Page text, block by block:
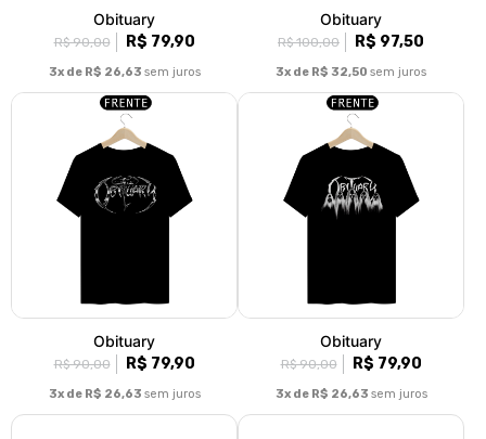
Obituary
R$ 90,00 R$ 79,90
3x de R$ 26,63 sem juros
Obituary
R$ 100,00 R$ 97,50
3x de R$ 32,50 sem juros
Obituary
R$ 90,00 R$ 79,90
3x de R$ 26,63 sem juros
Obituary
R$ 90,00 R$ 79,90
3x de R$ 26,63 sem juros